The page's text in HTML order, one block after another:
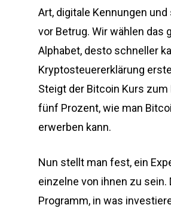
Art, digitale Kennungen
vor Betrug. Wir wählen das
Alphabet, desto schneller
Kryptosteuererklärung
Steigt der Bitcoin Kurs zum
fünf Prozent, wie man
erwerben kann.
Nun stellt man fest, ein
einzelne von ihnen zu sein.
Programm, in was